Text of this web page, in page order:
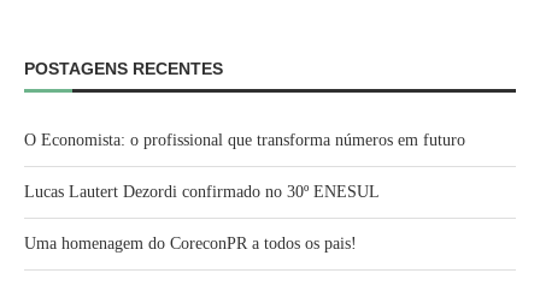
POSTAGENS RECENTES
O Economista: o profissional que transforma números em futuro
Lucas Lautert Dezordi confirmado no 30º ENESUL
Uma homenagem do CoreconPR a todos os pais!